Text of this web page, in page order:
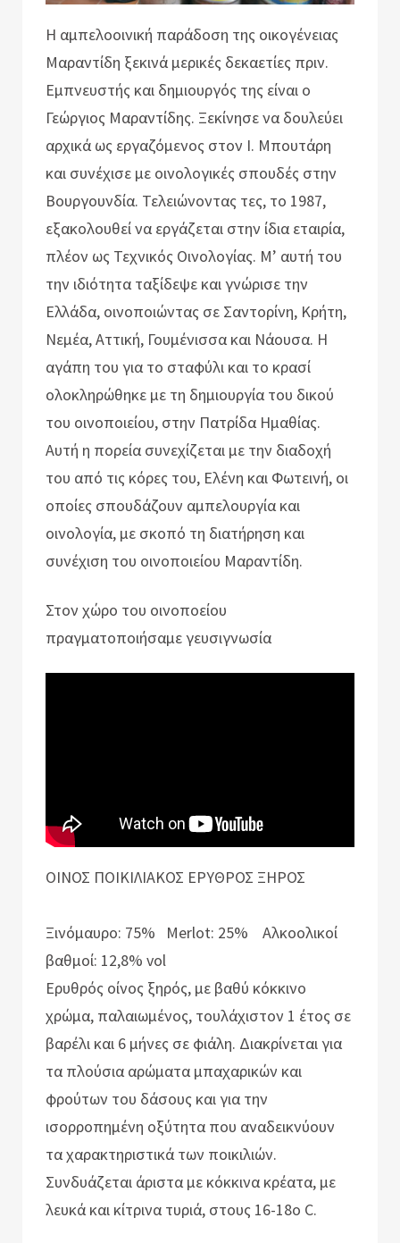
Η αμπελοοινική παράδοση της οικογένειας
Μαραντίδη ξεκινά μερικές δεκαετίες πριν.
Εμπνευστής και δημιουργός της είναι ο
Γεώργιος Μαραντίδης. Ξεκίνησε να δουλεύει
αρχικά ως εργαζόμενος στoν Ι. Μπουτάρη
και συνέχισε με οινολογικές σπουδές στην
Βουργουνδία. Τελειώνοντας τες, το 1987,
εξακολουθεί να εργάζεται στην ίδια εταιρία,
πλέον ως Τεχνικός Οινολογίας. Μ’ αυτή του
την ιδιότητα ταξίδεψε και γνώρισε την
Ελλάδα, οινοποιώντας σε Σαντορίνη, Κρήτη,
Νεμέα, Αττική, Γουμένισσα και Νάουσα. Η
αγάπη του για το σταφύλι και το κρασί
ολοκληρώθηκε με τη δημιουργία του δικού
του οινοποιείου, στην Πατρίδα Ημαθίας.
Αυτή η πορεία συνεχίζεται με την διαδοχή
του από τις κόρες του, Ελένη και Φωτεινή, οι
οποίες σπουδάζουν αμπελουργία και
οινολογία, με σκοπό τη διατήρηση και
συνέχιση του οινοποιείου Μαραντίδη.
Στον χώρο του οινοποείου
πραγματοποιήσαμε γευσιγνωσία
ΟΙΝΟΣ ΠΟΙΚΙΛΙΑΚΟΣ ΕΡΥΘΡΟΣ ΞΗΡΟΣ
Ξινόμαυρο: 75% Merlot: 25% Αλκοολικοί
βαθμοί: 12,8% vol
Ερυθρός οίνος ξηρός, με βαθύ κόκκινο
χρώμα, παλαιωμένος, τουλάχιστον 1 έτος σε
βαρέλι και 6 μήνες σε φιάλη. Διακρίνεται για
τα πλούσια αρώματα μπαχαρικών και
φρούτων του δάσους και για την
ισορροπημένη οξύτητα που αναδεικνύουν
τα χαρακτηριστικά των ποικιλιών.
Συνδυάζεται άριστα με κόκκινα κρέατα, με
λευκά και κίτρινα τυριά, στους 16-18ο C.